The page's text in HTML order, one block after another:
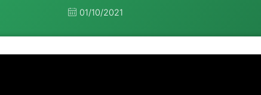
01/10/2021